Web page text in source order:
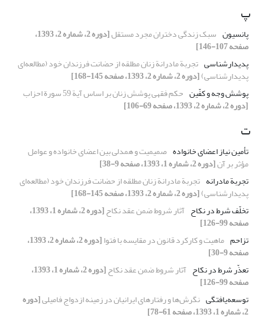
پ
پانسیون سبک زندگی دختران مجرد مستقل [دوره 2، شماره 2، 1393،
صفحه 107-146]
پدیدارشناسی تجربة مادرانة زنان مطلقه از حضانت فرزندان خود (مطالعه‌ای
پدیدارشناسی)[دوره 2، شماره 2، 1393، صفحه 145-168]
پوشش وجه و کفّین حکم فقهی پوشش زنان بر اساس آیة 59 سورة احزاب
[دوره 2، شماره 2، 1393، صفحه 69-106]
ت
تأمین نیاز اعضای خانواده صمیمیت و همدلی بین اعضای خانواده و عوامل
مؤثر بر آن[دوره 2، شماره 1، 1393، صفحه 9-38]
تجربة مادرانه تجربة مادرانة زنان مطلقه از حضانت فرزندان خود (مطالعه‌ای
پدیدارشناسی)[دوره 2، شماره 2، 1393، صفحه 145-168]
تخلّف شرط در نکاح آثار شروط ضمن عقد نکاح [دوره 2، شماره 1، 1393،
صفحه 99-126]
تزاحم ماهیت و کارکرد قانون در مقایسه با فتوا [دوره 2، شماره 2، 1393،
صفحه 9-30]
تعذّر شرط در نکاح آثار شروط ضمن عقد نکاح [دوره 2، شماره 1، 1393،
صفحه 99-126]
توسعه‌یافتگی نگرش‌ها و رفتارهای ایرانیان در زمینه ازدواج فامیلی[دوره
2، شماره 1، 1393، صفحه 61-78]